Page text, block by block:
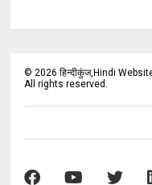
©2026 हिन्दीकुंज,Hindi
All rights reserved.